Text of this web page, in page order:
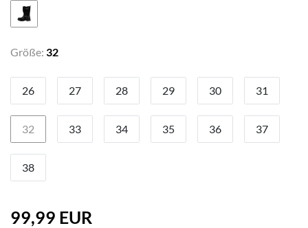
Größe: 32
26 27 28 29 30 31
32 33 34 35 36 37
38
99,99 EUR